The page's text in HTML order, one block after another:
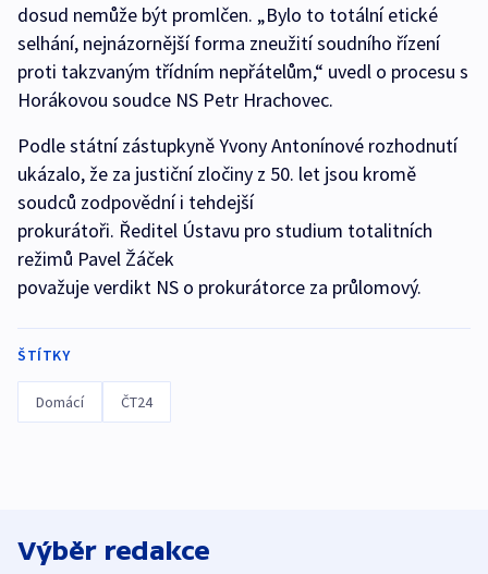
dosud nemůže být promlčen. „Bylo to totální etické
selhání, nejnázornější forma zneužití soudního řízení
proti takzvaným třídním nepřátelům,“ uvedl o procesu s
Horákovou soudce NS Petr Hrachovec.
Podle státní zástupkyně Yvony Antonínové rozhodnutí
ukázalo, že za justiční zločiny z 50. let jsou kromě
soudců zodpovědní i tehdejší
prokurátoři. Ředitel Ústavu pro studium totalitních
režimů Pavel Žáček
považuje verdikt NS o prokurátorce za průlomový.
ŠTÍTKY
Domácí ČT24
Výběr redakce